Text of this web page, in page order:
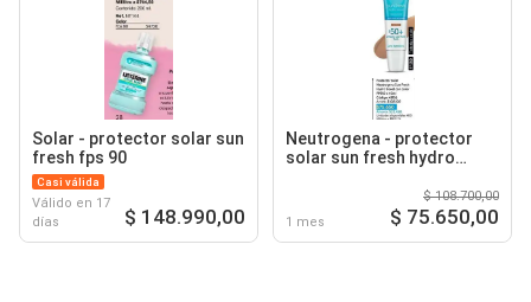
Solar - protector solar sun
fresh fps 90
Casi válida
Válido en 17
días
$ 148.990,00
Neutrogena - protector
solar sun fresh hydro
1 mes
$ 108.700,00
$ 75.650,00